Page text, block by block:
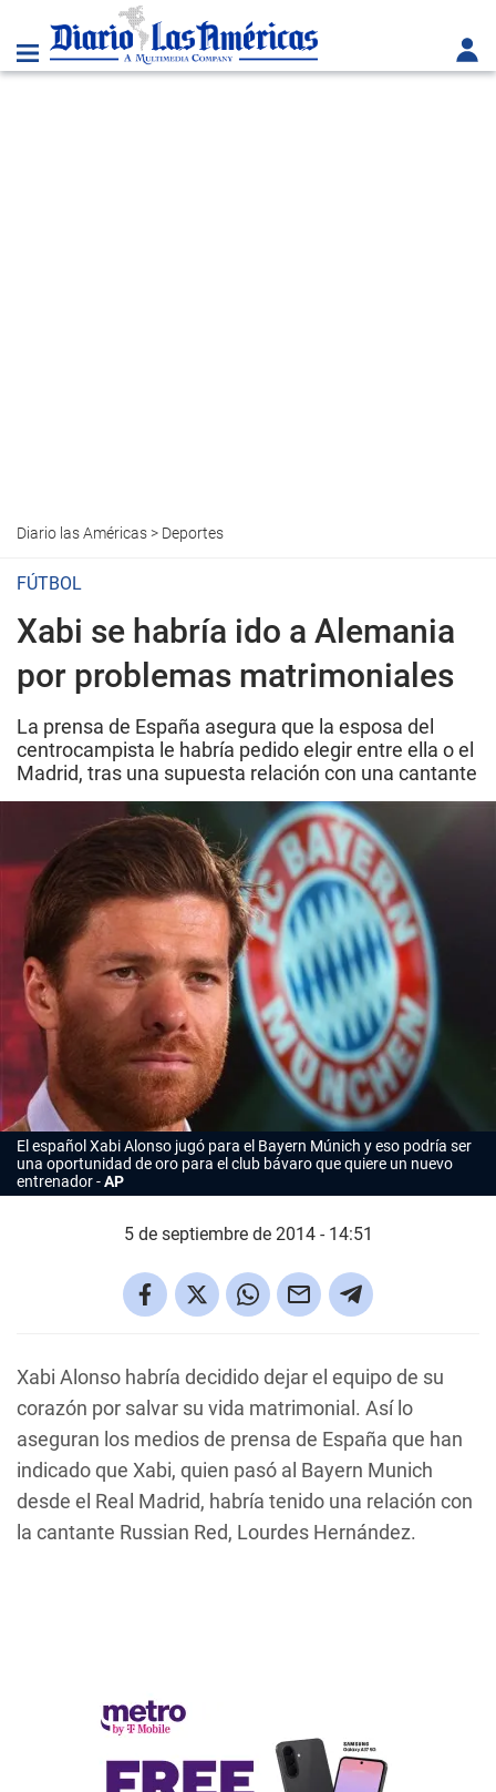
Diario las Américas> Deportes
FÚTBOL
Xabi se habría ido a Alemania
por problemas matrimoniales
La prensa de España asegura que la esposa del
centrocampista le habría pedido elegir entre ella o el
Madrid, tras una supuesta relación con una cantante
El español Xabi Alonso jugó para el Bayern Múnich y eso podría ser
una oportunidad de oro para el club bávaro que quiere un nuevo
entrenador
AP
5 de septiembre de 2014 - 14:51
Xabi Alonso habría decidido dejar el equipo de su
corazón por salvar su vida matrimonial. Así lo
aseguran los medios de prensa de España que han
indicado que Xabi, quien pasó al Bayern Munich
desde el Real Madrid, habría tenido una relación con
la cantante Russian Red, Lourdes Hernández.